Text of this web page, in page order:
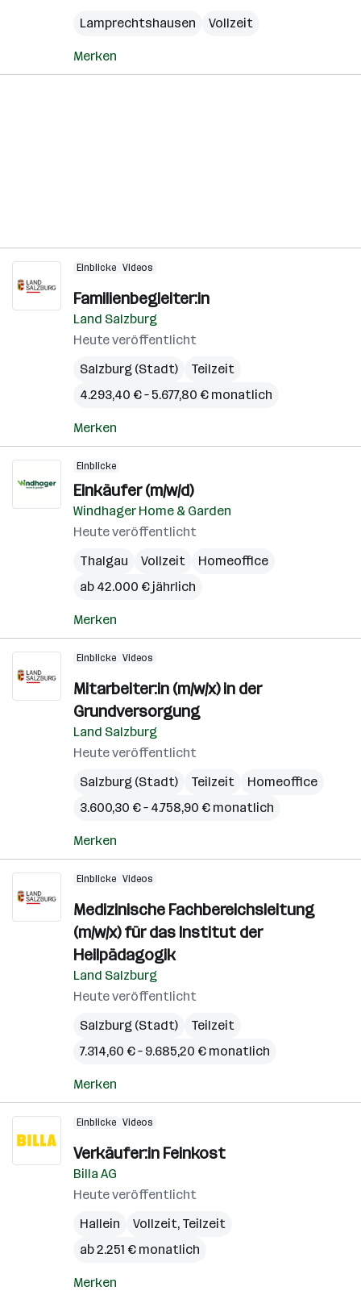
Lamprechtshausen
Vollzeit
Merken
Einblicke Videos
Familienbegleiter:in
Land Salzburg
Heute veröffentlicht
Salzburg (Stadt)
Teilzeit
4.293,40 € – 5.677,80 € monatlich
Merken
Einblicke
Einkäufer (m/w/d)
Windhager Home & Garden
Heute veröffentlicht
Thalgau
Vollzeit
Homeoffice
ab 42.000 € jährlich
Merken
Einblicke Videos
Mitarbeiter:in (m/w/x) in der
Grundversorgung
Land Salzburg
Heute veröffentlicht
Salzburg (Stadt)
Teilzeit
Homeoffice
3.600,30 € – 4.758,90 € monatlich
Merken
Einblicke Videos
Medizinische Fachbereichsleitung
(m/w/x) für das Institut der
Heilpädagogik
Land Salzburg
Heute veröffentlicht
Salzburg (Stadt)
Teilzeit
7.314,60 € – 9.685,20 € monatlich
Merken
Einblicke Videos
Verkäufer:in Feinkost
Billa AG
Heute veröffentlicht
Hallein
Vollzeit, Teilzeit
ab 2.251 € monatlich
Merken